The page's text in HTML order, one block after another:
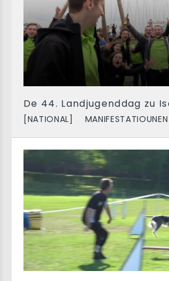
De 44. Landjugenddag zu
[NATIONAL] MANIFESTATIOUNEN